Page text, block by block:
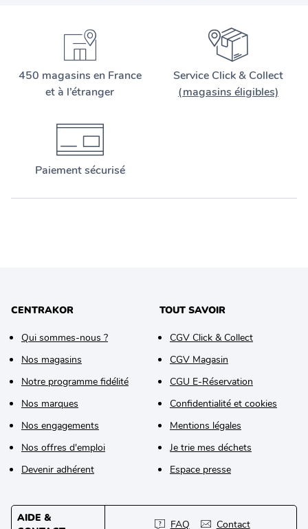
450 magasins en France
et à l’étranger
Service Click & Collect
(magasins éligibles)
Paiement sécurisé
CENTRAKOR
Qui sommes-nous ?
Nos magasins
Notre programme fidélité
Nos marques
Nos engagements
Nos offres d'emploi
Devenir adhérent
TOUT SAVOIR
CGV Click & Collect
CGV Magasin
CGU E-Réservation
Confidentialité et cookies
Mentions légales
Je trie mes déchets
Espace presse
AIDE &
FAQ Contact